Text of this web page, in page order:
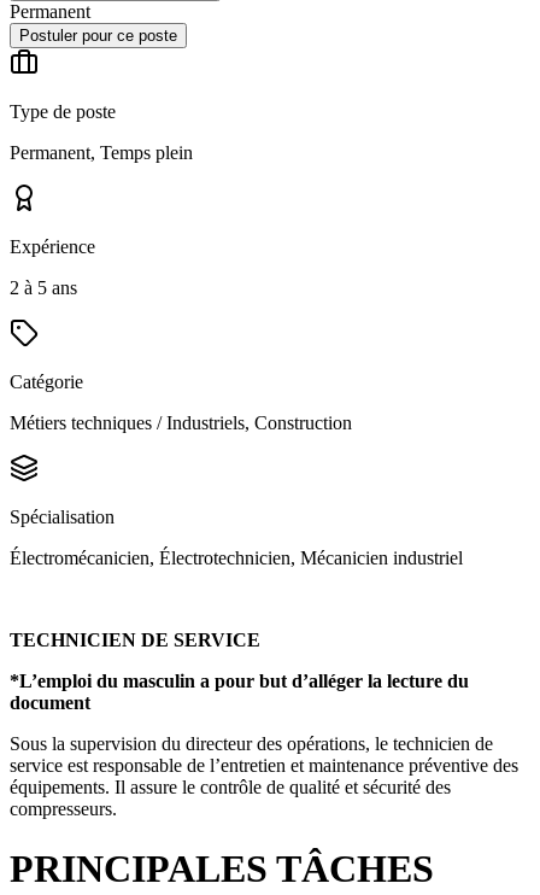
Permanent
Postuler pour ce poste
Type de poste
Permanent, Temps plein
Expérience
2 à 5 ans
Catégorie
Métiers techniques / Industriels, Construction
Spécialisation
Électromécanicien, Électrotechnicien, Mécanicien industriel
TECHNICIEN DE SERVICE
*L’emploi du masculin a pour but d’alléger la lecture du
document
Sous la supervision du directeur des opérations, le technicien de
service est responsable de l’entretien et maintenance préventive des
équipements. Il assure le contrôle de qualité et sécurité des
compresseurs.
PRINCIPALES TÂCHES